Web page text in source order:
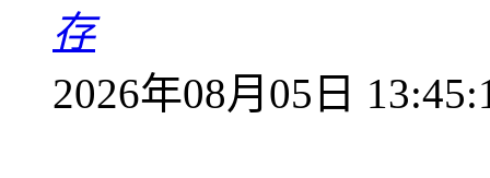
存
2026年08月05日